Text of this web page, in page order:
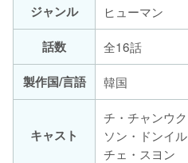
ジャンル
ヒューマン
話数
全16話
製作国/言語
韓国
キャスト
チ・チャンウク
ソン・ドンイル
チェ・スヨン